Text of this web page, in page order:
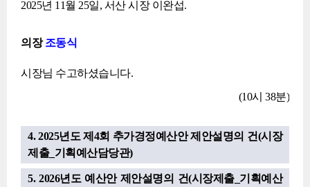
2025년 11월 25일, 서산 시장 이완섭.
의장조동식
시장님 수고하셨습니다.
(10시 38분)
4. 2025년도 제4회 추가경정예산안 제안설명의 건(시장
제출_기획예산담당관)
5. 2026년도 예산안 제안설명의 건(시장제출_기획예산